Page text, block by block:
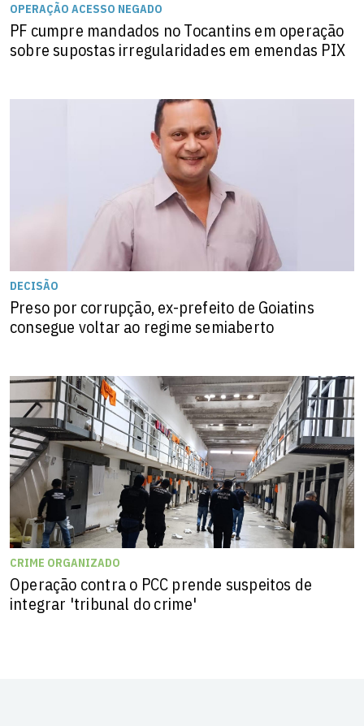
OPERAÇÃO ACESSO NEGADO
PF cumpre mandados no Tocantins em operação
sobre supostas irregularidades em emendas PIX
DECISÃO
Preso por corrupção, ex-prefeito de Goiatins
consegue voltar ao regime semiaberto
CRIME ORGANIZADO
Operação contra o PCC prende suspeitos de
integrar 'tribunal do crime'